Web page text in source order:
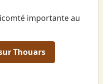
importante au
Thouars